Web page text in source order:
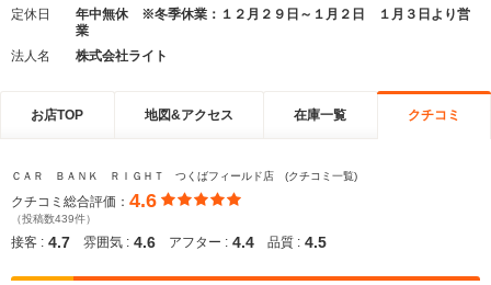
定休日
年中無休 ※冬季休業：１２月２９日～１月２日 １月３日より営
業
法人名
株式会社ライト
お店TOP 地図&アクセス 在庫一覧 クチコミ
ＣＡＲ ＢＡＮＫ ＲＩＧＨＴ つくばフィールド店 (クチコミ一覧)
クチコミ総合評価： 4.6
（投稿数439件）
接客 : 4.7 雰囲気 : 4.6 アフター : 4.4 品質 : 4.5